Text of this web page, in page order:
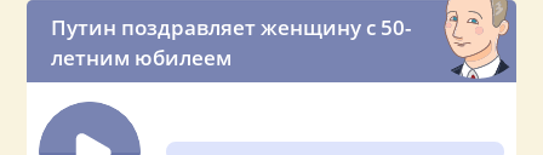
Путин поздравляет женщину с 50-
летним юбилеем